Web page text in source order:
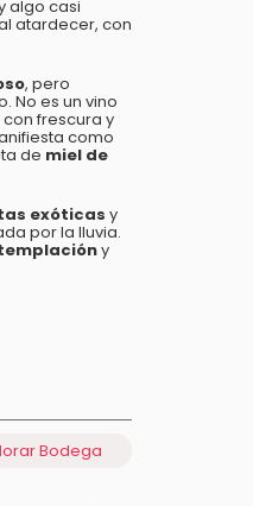
algo casi
atardecer, con
, pero
No es un vino
frescura y
como
de miel de
exóticas y
por la lluvia.
y
Bodega